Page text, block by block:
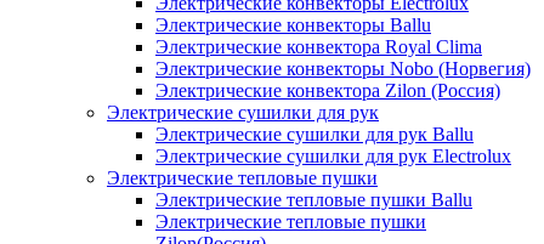
Электрические конвекторы Ballu
Электрические конвектора Royal Clima
Электрические конвекторы Nobo (Норвегия)
Электрические конвектора Zilon (Россия)
Электрические сушилки для рук
Электрические сушилки для рук Ballu
Электрические сушилки для рук Electrolux
Электрические тепловые пушки
Электрические тепловые пушки Ballu
Электрические тепловые пушки